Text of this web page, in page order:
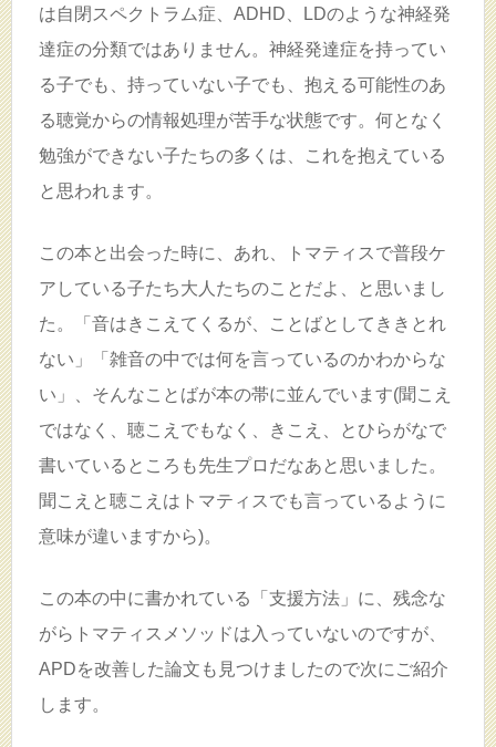
は自閉スペクトラム症、ADHD、LDのような神経発
達症の分類ではありません。神経発達症を持ってい
る子でも、持っていない子でも、抱える可能性のあ
る聴覚からの情報処理が苦手な状態です。何となく
勉強ができない子たちの多くは、これを抱えている
と思われます。
この本と出会った時に、あれ、トマティスで普段ケ
アしている子たち大人たちのことだよ、と思いまし
た。「音はきこえてくるが、ことばとしてききとれ
ない」「雑音の中では何を言っているのかわからな
い」、そんなことばが本の帯に並んでいます(聞こえ
ではなく、聴こえでもなく、きこえ、とひらがなで
書いているところも先生プロだなあと思いました。
聞こえと聴こえはトマティスでも言っているように
意味が違いますから)。
この本の中に書かれている「支援方法」に、残念な
がらトマティスメソッドは入っていないのですが、
APDを改善した論文も見つけましたので次にご紹介
します。